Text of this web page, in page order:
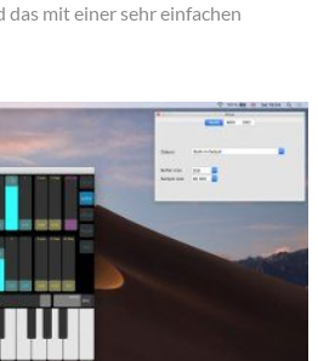
mit einer sehr einfachen